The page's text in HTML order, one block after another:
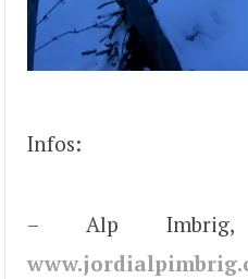
Infos:
– Alp Imbrig,